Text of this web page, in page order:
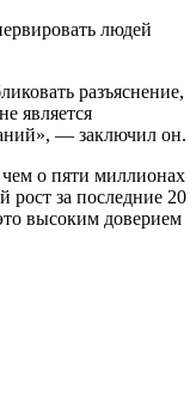
людей
разъяснение,
является
— заключил он.
чем о пяти миллионах
за последние 20
высоким доверием